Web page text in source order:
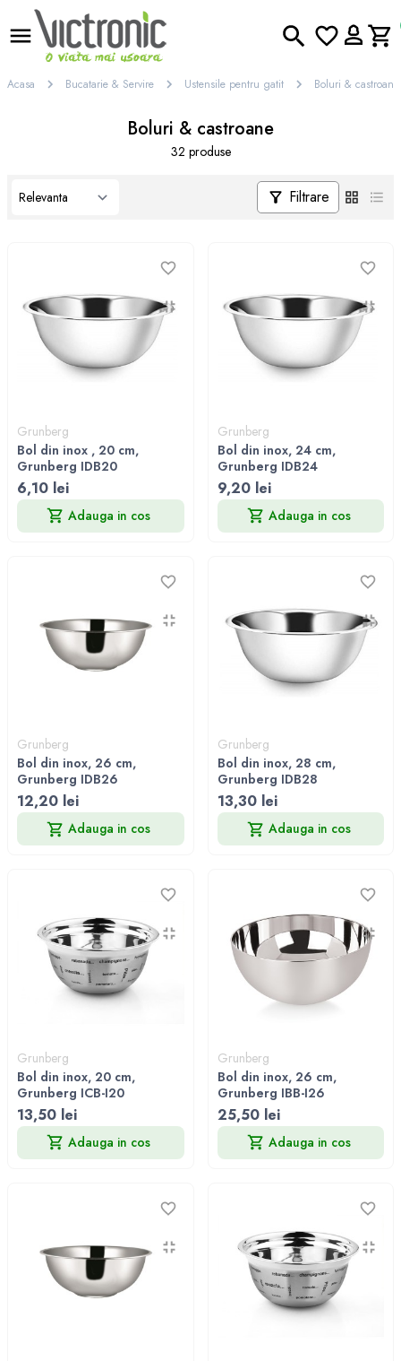
Acasa Bucatarie & Servire Ustensile pentru gatit Boluri & castroane
Boluri & castroane
32 produse
Filtrare
Grunberg
Bol din inox , 20 cm,
Grunberg IDB20
6,10 lei
Adauga in cos
Grunberg
Bol din inox, 24 cm,
Grunberg IDB24
9,20 lei
Adauga in cos
Grunberg
Bol din inox, 26 cm,
Grunberg IDB26
12,20 lei
Adauga in cos
Grunberg
Bol din inox, 28 cm,
Grunberg IDB28
13,30 lei
Adauga in cos
Grunberg
Bol din inox, 20 cm,
Grunberg ICB-I20
13,50 lei
Adauga in cos
Grunberg
Bol din inox, 26 cm,
Grunberg IBB-I26
25,50 lei
Adauga in cos